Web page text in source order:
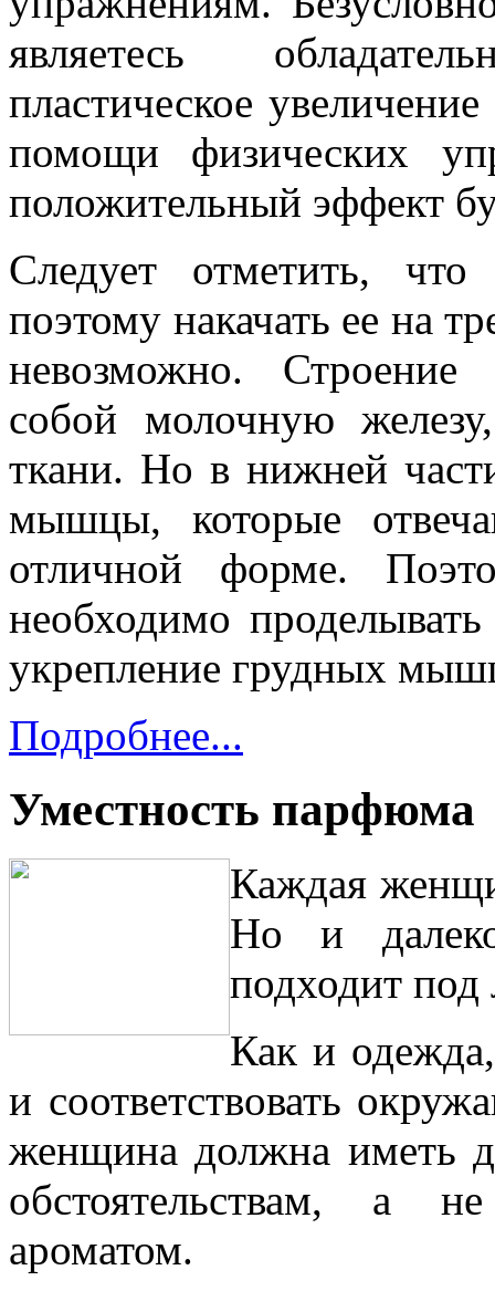
являетесь
пластическое
помощи физических
положительный эффект
Следует отметить,
поэтому накачать ее на
невозможно. Строение
собой молочную
ткани. Но в нижней
мышцы, которые
отличной форме.
необходимо
укрепление грудных
Подробнее...
Уместность парфюма
Каждая
Но и
подходит под
Как и
и соответствовать
женщина должна иметь
обстоятельствам, а
ароматом.